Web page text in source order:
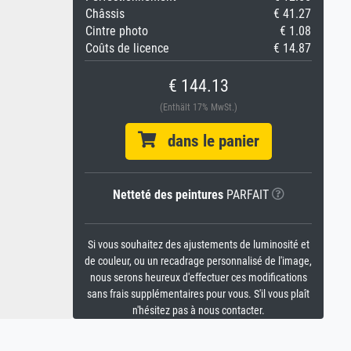
Châssis
€ 41.27
Cintre photo
€ 1.08
Coûts de licence
€ 14.87
€ 144.13
(Enthält 17% MwSt.)
dans le panier
Netteté des peinturesPARFAIT
Si vous souhaitez des ajustements de luminosité et
de couleur, ou un recadrage personnalisé de l'image,
nous serons heureux d'effectuer ces modifications
sans frais supplémentaires pour vous. S'il vous plaît
n'hésitez pas à nous contacter.